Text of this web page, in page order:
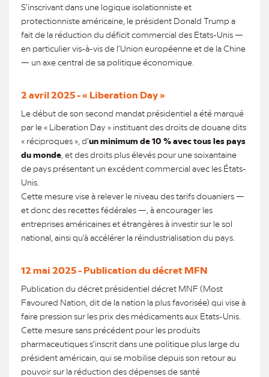
S’inscrivant dans une logique isolationniste et
protectionniste américaine, le président Donald Trump a
fait de la réduction du déficit commercial des Etats-Unis —
en particulier vis-à-vis de l’Union européenne et de la Chine
— un axe central de sa politique économique.
2 avril 2025 - « Liberation Day »
Le début de son second mandat présidentiel a été marqué
par le « Liberation Day » instituant des droits de douane dits
« réciproques », d’un minimum de 10 % avec tous les pays
du monde , et des droits plus élevés pour une soixantaine
de pays présentant un excédent commercial avec les États-
Unis.
Cette mesure vise à relever le niveau des tarifs douaniers —
et donc des recettes fédérales —, à encourager les
entreprises américaines et étrangères à investir sur le sol
national, ainsi qu’à accélérer la réindustrialisation du pays.
12 mai 2025 - Publication du décret MFN
Publication du décret présidentiel décret MNF (Most
Favoured Nation, dit de la nation la plus favorisée) qui vise à
faire pression sur les prix des médicaments aux Etats-Unis.
Cette mesure sans précédent pour les produits
pharmaceutiques s’inscrit dans une politique plus large du
président américain, qui se mobilise depuis son retour au
pouvoir sur la réduction des dépenses de santé